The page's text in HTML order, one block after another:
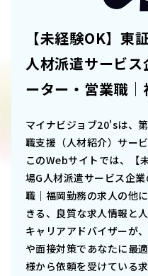
【未経験OK】東
人材派遣サービ
ーター・営業職｜
マイナビジョブ20'sは、
職支援（人材紹介）サービ
このWebサイトでは、
場G人材派遣サービス企
職｜福岡勤務の求人の他
きる、良質な求人情報と
キャリアアドバイザーが
や面接対策であなたに最
様から依頼を受けている